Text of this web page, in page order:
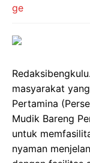
masyarakat
Pertamina
Mudik Bareng
untuk
nyaman